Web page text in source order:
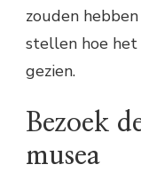
zouden
stellen hoe
gezien.
Bezoek
musea